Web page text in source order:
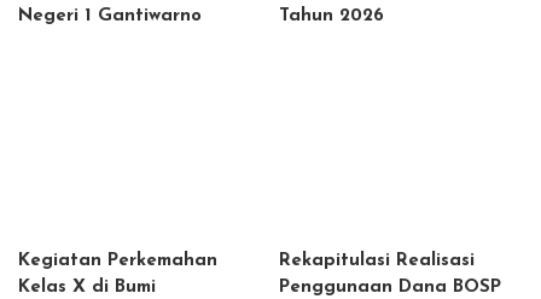
Negeri 1 Gantiwarno
Tahun 2026
Kegiatan Perkemahan
Kelas X di Bumi
Rekapitulasi Realisasi
Penggunaan Dana BOSP